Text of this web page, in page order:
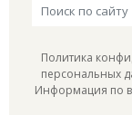
Политика
персональных
Информация по